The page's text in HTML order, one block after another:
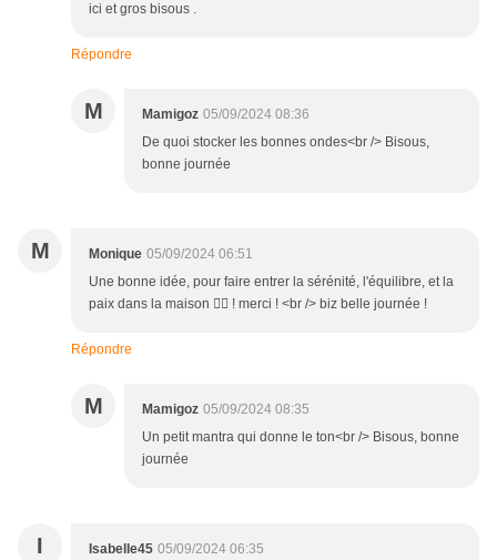
ici et gros bisous .
Répondre
M Mamigoz 05/09/2024 08:36
De quoi stocker les bonnes ondes<br /> Bisous,
bonne journée
M Monique 05/09/2024 06:51
Une bonne idée, pour faire entrer la sérénité, l'équilibre, et la
paix dans la maison 🧘‍♂️ ! merci ! <br /> biz belle journée !
Répondre
M Mamigoz 05/09/2024 08:35
Un petit mantra qui donne le ton<br /> Bisous, bonne
journée
I Isabelle45 05/09/2024 06:35